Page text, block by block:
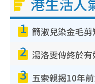
港生活人
1
2
3